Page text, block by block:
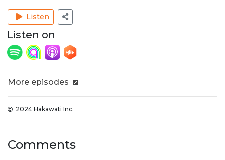
Listen
Listen on
More episodes
2024 Hakawati Inc.
Comments